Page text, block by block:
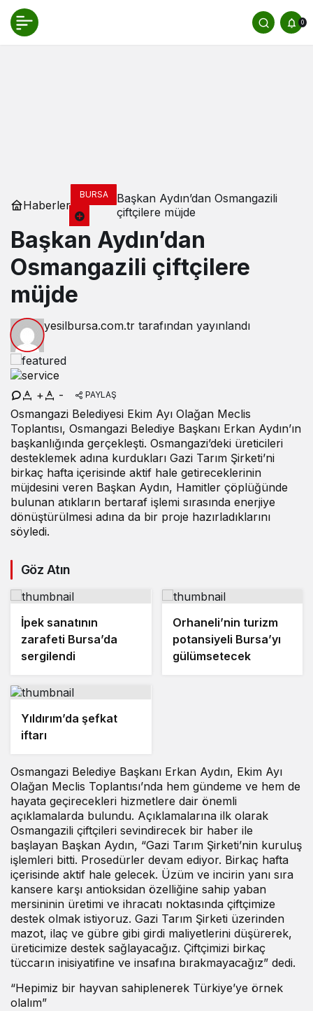
0
Haberler
BURSA
Başkan Aydın’dan Osmangazili
çiftçilere müjde
Başkan Aydın’dan
Osmangazili çiftçilere
müjde
yesilbursa.com.tr tarafından yayınlandı
+ - PAYLAŞ
Osmangazi Belediyesi Ekim Ayı Olağan Meclis
Toplantısı, Osmangazi Belediye Başkanı Erkan Aydın’ın
başkanlığında gerçekleşti. Osmangazi’deki üreticileri
desteklemek adına kurdukları Gazi Tarım Şirketi’ni
birkaç hafta içerisinde aktif hale getireceklerinin
müjdesini veren Başkan Aydın, Hamitler çöplüğünde
bulunan atıkların bertaraf işlemi sırasında enerjiye
dönüştürülmesi adına da bir proje hazırladıklarını
söyledi.
Göz Atın
İpek sanatının
zarafeti Bursa’da
sergilendi
Orhaneli’nin turizm
potansiyeli Bursa’yı
gülümsetecek
Yıldırım’da şefkat
iftarı
Osmangazi Belediye Başkanı Erkan Aydın, Ekim Ayı
Olağan Meclis Toplantısı’nda hem gündeme ve hem de
hayata geçirecekleri hizmetlere dair önemli
açıklamalarda bulundu. Açıklamalarına ilk olarak
Osmangazili çiftçileri sevindirecek bir haber ile
başlayan Başkan Aydın, “Gazi Tarım Şirketi’nin kuruluş
işlemleri bitti. Prosedürler devam ediyor. Birkaç hafta
içerisinde aktif hale gelecek. Üzüm ve incirin yanı sıra
kansere karşı antioksidan özelliğine sahip yaban
mersininin üretimi ve ihracatı noktasında çiftçimize
destek olmak istiyoruz. Gazi Tarım Şirketi üzerinden
mazot, ilaç ve gübre gibi girdi maliyetlerini düşürerek,
üreticimize destek sağlayacağız. Çiftçimizi birkaç
tüccarın inisiyatifine ve insafına bırakmayacağız” dedi.
“Hepimiz bir hayvan sahiplenerek Türkiye’ye örnek
olalım”